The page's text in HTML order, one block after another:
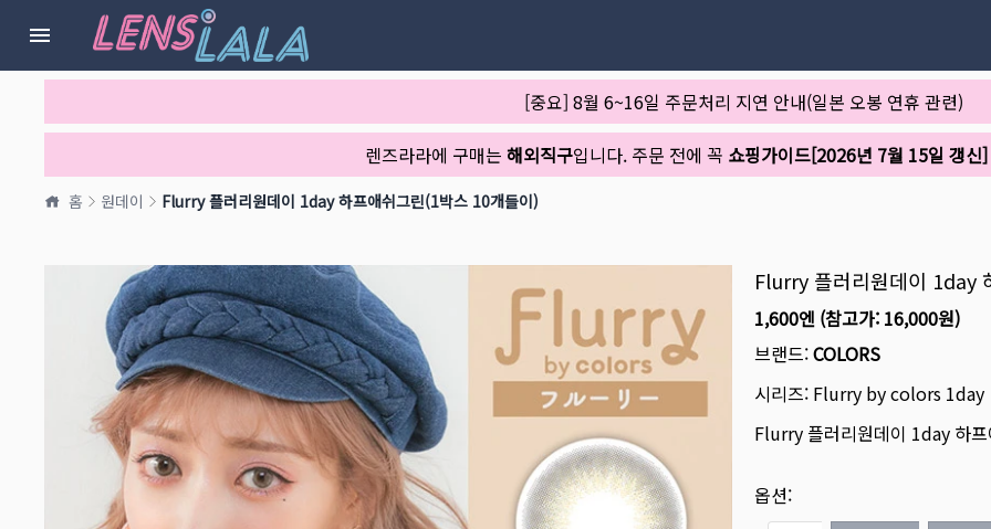
[중요] 8월 6~16일 주문처리 지연 안내(일본 오봉 연휴 관련)
렌즈라라에 구매는 해외직구입니다. 주문 전에 꼭 쇼핑가이드[2026년 7월 15일 갱신]
홈 원데이 Flurry 플러리원데이 1day 하프애쉬그린(1박스 10개들이)
Flurry 플러리원데이 1day
1,600엔 (참고가: 16,000원)
브랜드:COLORS
시리즈: Flurry by colors 1day
Flurry 플러리원데이 1day 하
옵션: